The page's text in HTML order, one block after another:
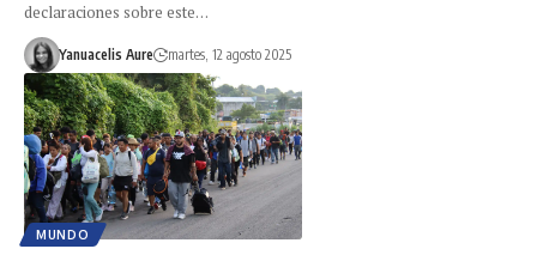
declaraciones sobre este…
Yanuacelis Aure martes, 12 agosto 2025
MUNDO